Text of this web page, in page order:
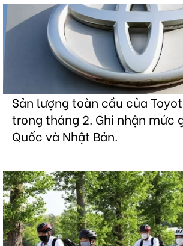
Sản lượng toàn cầu của
trong tháng 2. Ghi nhận mức
Quốc và Nhật Bản.